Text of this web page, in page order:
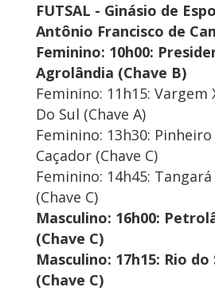
FUTSAL - Ginásio de
Antônio Francisco de
Feminino: 10h00:
Agrolândia (Chave B)
Feminino: 11h15: Vargem
Do Sul (Chave A)
Feminino: 13h30:
Caçador (Chave C)
Feminino: 14h45:
(Chave C)
Masculino: 16h00:
(Chave C)
Masculino: 17h15: Rio do
(Chave C)